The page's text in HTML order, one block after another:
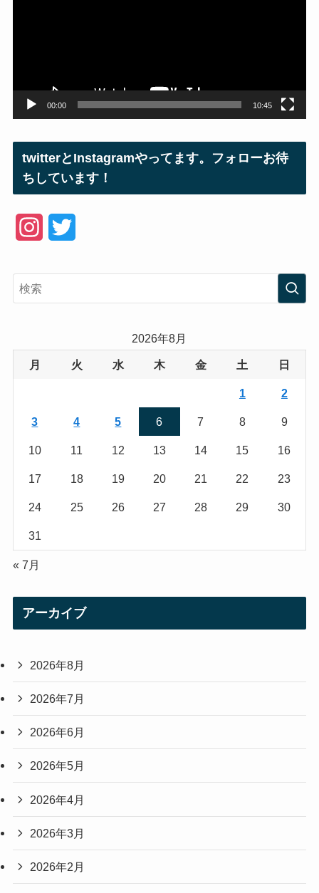
00:00 10:45
twitterとInstagramやってます。フォローお待
ちしています！
e
2026年8月
月 火 水 木 金 土 日
1 2
3 4 5 6 7 8 9
10 11 12 13 14 15 16
17 18 19 20 21 22 23
24 25 26 27 28 29 30
31
« 7月
アーカイブ
2026年8月
2026年7月
2026年6月
2026年5月
2026年4月
2026年3月
2026年2月